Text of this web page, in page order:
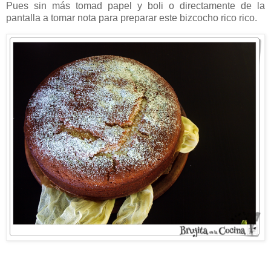
Pues sin más tomad papel y boli o directamente de la
pantalla a tomar nota para preparar este bizcocho rico rico.